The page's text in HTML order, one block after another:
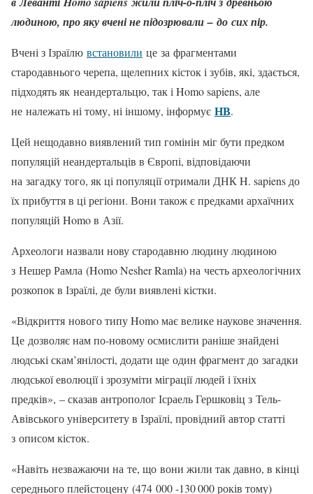
людиною, про яку вчені не підозрювали – до сих пір.
Вчені з Ізраїлю встановили це за фрагментами
стародавнього черепа, щелепних кісток і зубів, які, здається,
підходять як неандертальцю, так і Homo sapiens, але
не належать ні тому, ні іншому, інформує НВ.
Цей нещодавно виявлений тип гомінін міг бути предком
популяцій неандертальців в Європі, відповідаючи
на загадку того, як ці популяції отримали ДНК H. sapiens до
їх прибуття в ці регіони. Вони також є предками архаїчних
популяцій Homo в Азії.
Археологи назвали нову стародавню людину людиною
з Нешер Рамла (Homo Nesher Ramla) на честь археологічних
розкопок в Ізраїлі, де були виявлені кістки.
«Відкриття нового типу Homo має велике наукове значення.
Це дозволяє нам по-новому осмислити раніше знайдені
людські скам’янілості, додати ще один фрагмент до загадки
людської еволюції і зрозуміти міграції людей і їхніх
предків», – сказав антрополог Ісраель Гершковіц з Тель-
Авівського університету в Ізраїлі, провідний автор статті
з описом кісток.
«Навіть незважаючи на те, що вони жили так давно, в кінці
середнього плейстоцену (474 000 -130 000 років тому)